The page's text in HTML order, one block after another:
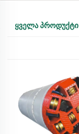
ᲧᲕᲔᲚᲐ ᲞᲠᲝᲓᲣᲥᲢᲘ